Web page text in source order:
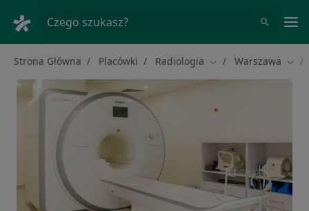
Czego szukasz?
Strona Główna Placówki Radiologia Zmień miasto
Warszawa